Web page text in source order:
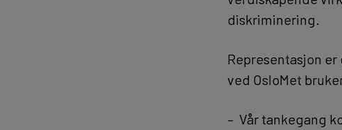
diskriminering.
Representasjon
ved OsloMet
– Vår tankegang